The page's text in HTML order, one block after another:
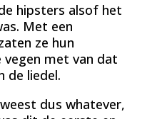
hipsters alsof het
Met een
ze hun
met van dat
de liedel.
dus whatever,